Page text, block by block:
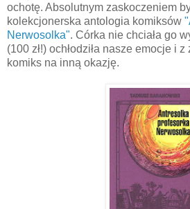
ochotę. Absolutnym zaskoczeniem
kolekcjonerska antologia komiksów
Nerwosolka". Córka nie chciała go
(100 zł!) ochłodziła nasze emocje i
komiks na inną okazję.